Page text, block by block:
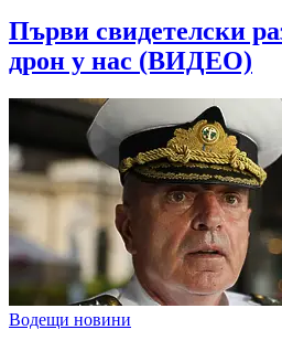
Първи свидетелски
дрон у нас (ВИДЕО)
Водещи новини